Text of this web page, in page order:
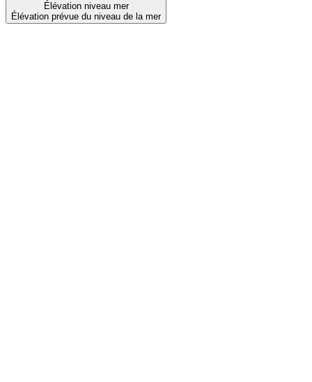
Élévation niveau mer
Élévation prévue du niveau de la mer